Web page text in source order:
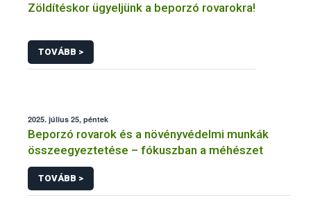
Zöldítéskor ügyeljünk a beporzó rovarokra!
TOVÁBB >
2025. július 25, péntek
Beporzó rovarok és a növényvédelmi munkák
összeegyeztetése – fókuszban a méhészet
TOVÁBB >